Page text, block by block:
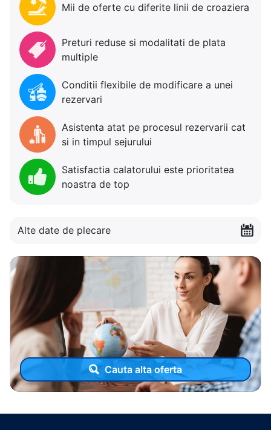
Mii de oferte cu diferite linii de croaziera
Preturi reduse si modalitati de plata
multiple
Conditii flexibile de modificare a unei
rezervari
Asistenta atat pe procesul rezervarii cat
si in timpul sejurului
Satisfactia calatorului este prioritatea
noastra de top
Alte date de plecare
Cauta alta oferta